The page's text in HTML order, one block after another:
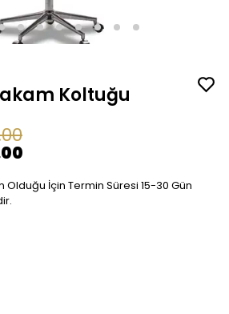
Koltuğu
Olduğu İçin Termin Süresi 15-30 Gün